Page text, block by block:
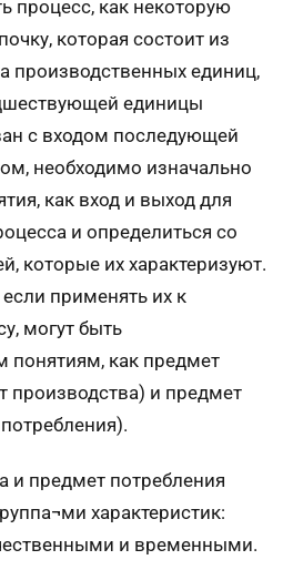
процесс, как некоторую
которая состоит из
производственных единиц,
единицы
с входом последующей
необходимо изначально
как вход и выход для
и определиться со
которые их характеризуют.
применять их к
могут быть
понятиям, как предмет
производства) и предмет
и предмет потребления
характеристик:
и временными.